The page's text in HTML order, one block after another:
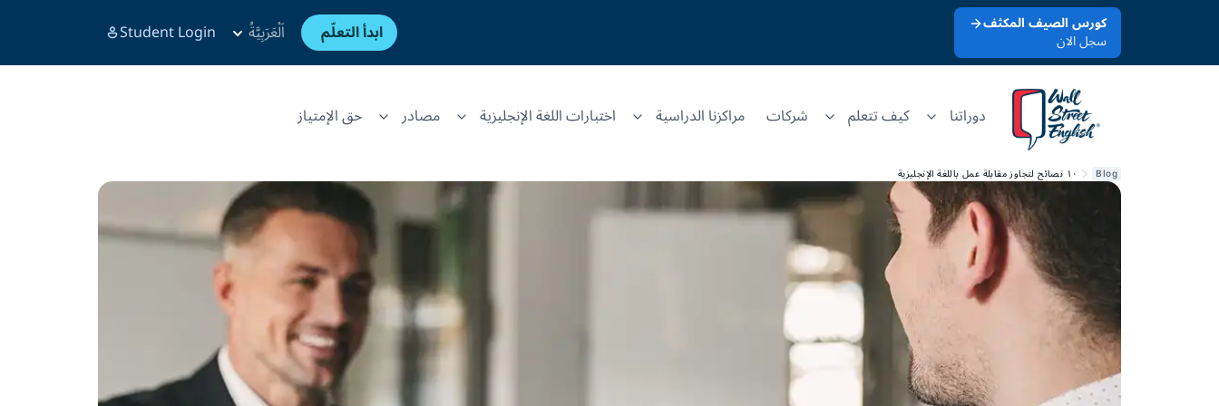
كورس الصيف المكثف
سجل الان ابدأ التعلّم اَلْعَرَبِيَّةُ Student Login
دوراتنا كيف تتعلم شركات مراكزنا الدراسية اختبارات اللغة الإنجليزية مصادر حق الإمتياز
Blog ١٠ نصائح لتجاوز مقابلة عمل باللغة الإنجليزية